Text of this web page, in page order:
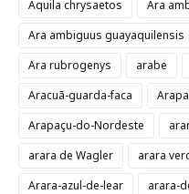
Aquila chrysaetos
Ara
Ara ambiguus guayaquilensis
Ara rubrogenys
arabe
Aracuã-guarda-faca
Arapaçu-do-Nordeste
arara de Wagler
arara
Arara-azul-de-lear
arara-